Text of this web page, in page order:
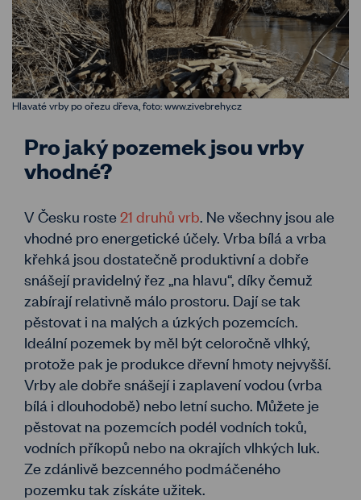
Hlavaté vrby po ořezu dřeva, foto: www.zivebrehy.cz
Pro jaký pozemek jsou vrby
vhodné?
V Česku roste21 druhů vrb. Ne všechny jsou ale
vhodné pro energetické účely. Vrba bílá a vrba
křehká jsou dostatečně produktivní a dobře
snášejí pravidelný řez „na hlavu“, díky čemuž
zabírají relativně málo prostoru. Dají se tak
pěstovat i na malých a úzkých pozemcích.
Ideální pozemek by měl být celoročně vlhký,
protože pak je produkce dřevní hmoty nejvyšší.
Vrby ale dobře snášejí i zaplavení vodou (vrba
bílá i dlouhodobě) nebo letní sucho. Můžete je
pěstovat na pozemcích podél vodních toků,
vodních příkopů nebo na okrajích vlhkých luk.
Ze zdánlivě bezcenného podmáčeného
pozemku tak získáte užitek.